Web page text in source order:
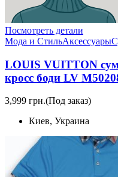
Посмотреть детали
Мода и СтильАксессуары
LOUIS VUITTON
кросс боди LV
3,999 грн.(Под заказ)
Киев, Украина